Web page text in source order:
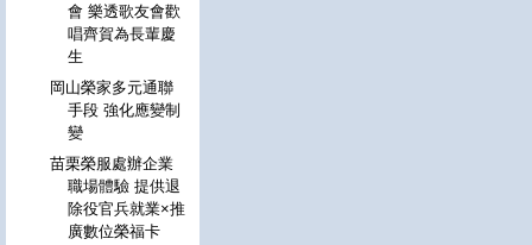
會 樂透歌友會歡
唱齊賀為長輩慶
生
岡山榮家多元通聯
手段 強化應變制
變
苗栗榮服處辦企業
職場體驗 提供退
除役官兵就業×推
廣數位榮福卡